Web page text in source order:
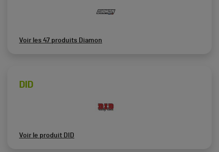
Voir les 47 produits Diamon
DID
Voir le produit DID